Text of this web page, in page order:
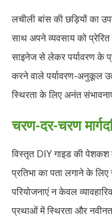
लचीली बांस की छड़ियों का
साथ अपने व्यवसाय को
साइनेज से लेकर पर्यावरण के
करने वाले पर्यावरण-अनुकूल
स्थिरता के लिए अनंत
चरण-दर-चरण
विस्तृत DIY गाइड की पेशकश
प्रतिभा का पता लगाने के
परियोजनाएं न केवल
प्रथाओं में स्थिरता और